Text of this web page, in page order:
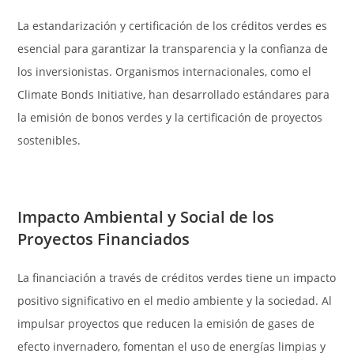
La estandarización y certificación de los créditos verdes es
esencial para garantizar la transparencia y la confianza de
los inversionistas. Organismos internacionales, como el
Climate Bonds Initiative, han desarrollado estándares para
la emisión de bonos verdes y la certificación de proyectos
sostenibles.
Impacto Ambiental y Social de los
Proyectos Financiados
La financiación a través de créditos verdes tiene un impacto
positivo significativo en el medio ambiente y la sociedad. Al
impulsar proyectos que reducen la emisión de gases de
efecto invernadero, fomentan el uso de energías limpias y